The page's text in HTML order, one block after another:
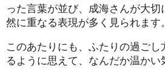
った言葉が並び、成海さんが大切
然に重なる表現が多く見られます
このあたりにも、ふたりの過ご
るように思えて、なんだか温かい